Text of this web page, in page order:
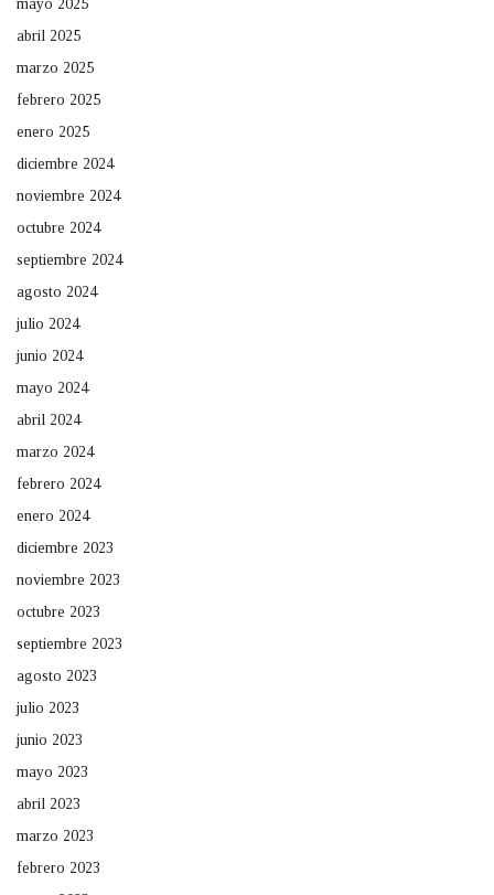
mayo 2025
abril 2025
marzo 2025
febrero 2025
enero 2025
diciembre 2024
noviembre 2024
octubre 2024
septiembre 2024
agosto 2024
julio 2024
junio 2024
mayo 2024
abril 2024
marzo 2024
febrero 2024
enero 2024
diciembre 2023
noviembre 2023
octubre 2023
septiembre 2023
agosto 2023
julio 2023
junio 2023
mayo 2023
abril 2023
marzo 2023
febrero 2023